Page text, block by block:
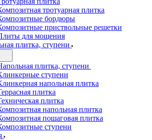
тротуарная плитка
бордюры
приствольные решетки
для мощения
плитка, ступени
плитка, ступени
ступени
напольная плитка
плитка
плитка
напольная плитка
пошаговая плитка
ступени